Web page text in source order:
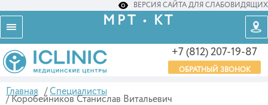
ВЕРСИЯ САЙТА ДЛЯ СЛАБОВИДЯЩИХ
МРТ • КТ
+7 (812) 207-19-87
ОБРАТНЫЙ ЗВОНОК
Главная / Специалисты
/ Коробейников Станислав Витальевич